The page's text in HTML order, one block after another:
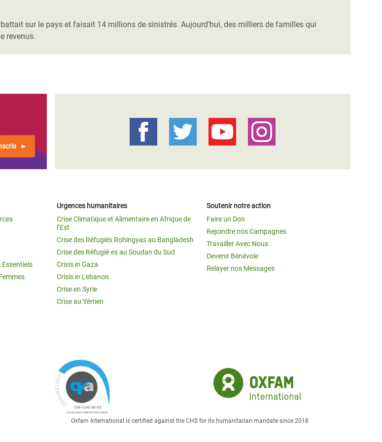
de
sur le pays et faisait 14 millions de sinistrés. Aujourd’hui, des milliers de familles qui
revenus.
Essentiels
Urgences humanitaires
Crise Climatique et Alimentaire en Afrique de
l’Est
Crise des Réfugiés Rohingyas au Bangladesh
Crise des Réfugié·es au Soudan du Sud
Crisis in Gaza
Crisis in Lebanon
Crise en Syrie
Crise au Yémen
Soutenir notre action
Faire un Don
Rejoindre nos Campagnes
Travailler Avec Nous
Devenir Bénévole
Relayer nos Messages
Oxfam International is certified against the CHS for its humanitarian mandate since 2018